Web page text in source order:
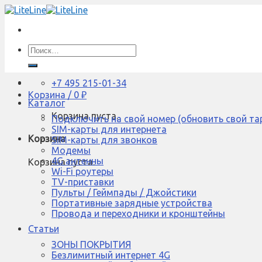
Skip
content
Искать:
+7 495 215-01-34
Корзина / 0 ₽
Корзина пуста.
Корзина
Корзина пуста.
Каталог
Подключить на свой номер (обновить свой
SIM-карты для интернета
SIM-карты для звонков
Модемы
4G антенны
Wi-Fi роутеры
TV-приставки
Пульты / Геймпады / Джойстики
Портативные зарядные устройства
Провода и переходники и кронштейны
Статьи
ЗОНЫ ПОКРЫТИЯ
Безлимитный интернет 4G